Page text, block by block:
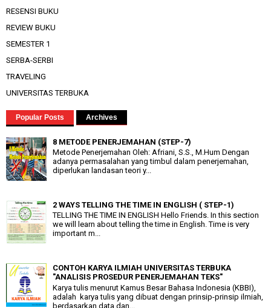
RESENSI BUKU
REVIEW BUKU
SEMESTER 1
SERBA-SERBI
TRAVELING
UNIVERSITAS TERBUKA
Popular Posts Archives
8 METODE PENERJEMAHAN (STEP-7)
Metode Penerjemahan Oleh: Afriani, S.S., M.Hum Dengan
adanya permasalahan yang timbul dalam penerjemahan,
diperlukan landasan teori y...
2 WAYS TELLING THE TIME IN ENGLISH ( STEP-1)
TELLING THE TIME IN ENGLISH Hello Friends. In this section
we will learn about telling the time in English. Time is very
important m...
CONTOH KARYA ILMIAH UNIVERSITAS TERBUKA
"ANALISIS PROSEDUR PENERJEMAHAN TEKS"
Karya tulis menurut Kamus Besar Bahasa Indonesia (KBBI),
adalah karya tulis yang dibuat dengan prinsip-prinsip ilmiah,
berdasarkan data dan...